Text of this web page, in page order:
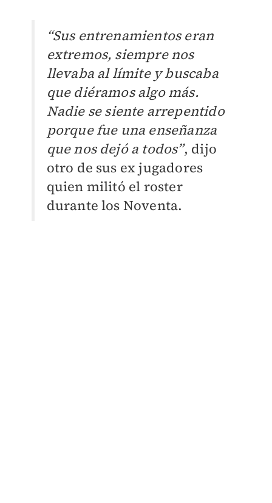
“Sus entrenamientos eran
extremos, siempre nos
llevaba al límite y buscaba
que diéramos algo más.
Nadie se siente arrepentido
porque fue una enseñanza
que nos dejó a todos”, dijo
otro de sus ex jugadores
quien militó el roster
durante los Noventa.